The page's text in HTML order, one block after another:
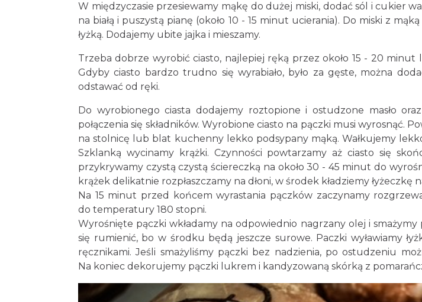
W międzyczasie przesiewamy mąkę do dużej miski, dodać sól i cukier
na białą i puszystą pianę (około 10 - 15 minut ucierania). Do miski z
łyżką. Dodajemy ubite jajka i mieszamy.
Trzeba dobrze wyrobić ciasto, najlepiej ręką przez około 15 - 20
Gdyby ciasto bardzo trudno się wyrabiało, było za gęste, można
odstawać od ręki.
Do wyrobionego ciasta dodajemy roztopione i ostudzone masło
połączenia się składników. Wyrobione ciasto na pączki musi wyrosnąć.
na stolnicę lub blat kuchenny lekko podsypany mąką. Wałkujemy
Szklanką wycinamy krążki. Czynności powtarzamy aż ciasto się
przykrywamy czystą czystą ściereczką na około 30 - 45 minut do
krążek delikatnie rozpłaszczamy na dłoni, w środek kładziemy
Na 15 minut przed końcem wyrastania pączków zaczynamy
do temperatury 180 stopni.
Wyrośnięte pączki wkładamy na odpowiednio nagrzany olej i
się rumienić, bo w środku będą jeszcze surowe. Paczki wyławiamy
ręcznikami. Jeśli smażyliśmy pączki bez nadzienia, po ostudzeniu
Na koniec dekorujemy pączki lukrem i kandyzowaną skórką z